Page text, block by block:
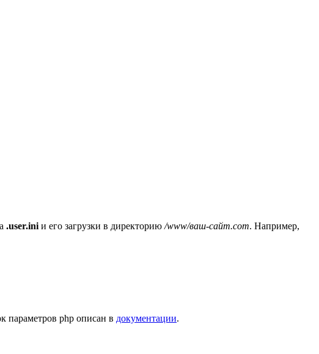
.user.ini и его загрузки в директорию /www/ваш-сайт.com. Например,
параметров php описан в документации.